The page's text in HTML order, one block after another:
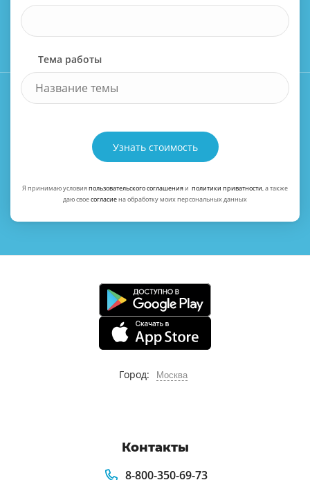
Тема работы
Узнать стоимость
Я принимаю условияпользовательского соглашенияи политики приватности, а также
даю своесогласиена обработку моих персональных данных
Город: Москва
Контакты
8-800-350-69-73